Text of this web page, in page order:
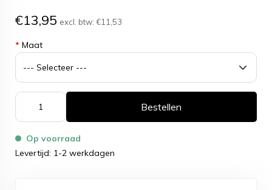
€13,95 excl. btw: €11,53
* Maat
Bestellen
Op voorraad
Levertijd: 1-2 werkdagen